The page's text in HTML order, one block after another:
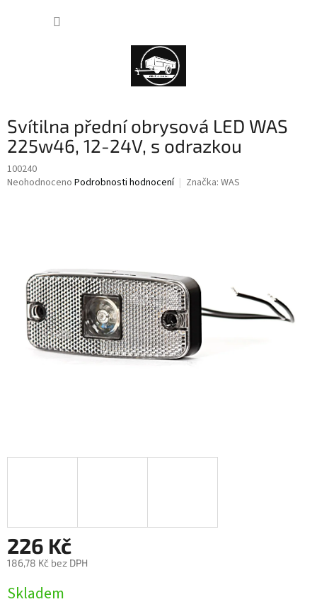
Svítilna přední obrysová LED WAS
225w46, 12-24V, s odrazkou
100240
Průměrné
hvězdiček.
Neohodnoceno Podrobnosti hodnocení Značka: WAS
226 Kč
186,78 Kč bez DPH
cena:
Skladem